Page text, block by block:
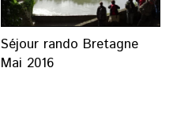
Séjour rando Bretagne
Mai 2016